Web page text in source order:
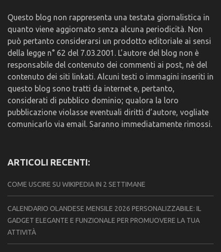
Questo blog non rappresenta una testata giornalistica in
quanto viene aggiornato senza alcuna periodicità. Non
può pertanto considerarsi un prodotto editoriale ai sensi
della legge n° 62 del 7.03.2001. L’autore del blog non è
responsabile del contenuto dei commenti ai post, nè del
contenuto dei siti linkati. Alcuni testi o immagini inseriti in
questo blog sono tratti da internet e, pertanto,
considerati di pubblico dominio; qualora la loro
pubblicazione violasse eventuali diritti d’autore, vogliate
comunicarlo via email. Saranno immediatamente rimossi.
ARTICOLI RECENTI:
COME USCIRE SU WIKIPEDIA IN 2 SETTIMANE
CALENDARIO OLANDESE MENSILE 2026 PERSONALIZZABILE: IL
GADGET ELEGANTE E FUNZIONALE PER PROMUOVERE LA TUA
ATTIVITÀ